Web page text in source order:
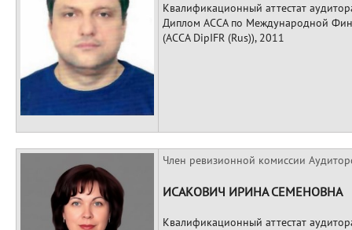
Квалификационный аттестат
Диплом АССА по Международной
(ACCA DipIFR (Rus)), 2011
Член ревизионной комиссии
ИСАКОВИЧ ИРИНА СЕМЕНОВНА
Квалификационный аттестат